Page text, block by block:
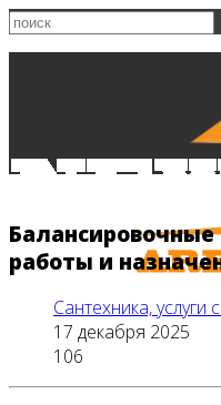
работы и
Сантехника, услуги
17 декабря 2025
106